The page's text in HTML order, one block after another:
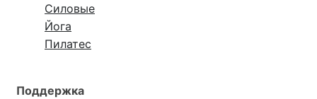
Силовые
Йога
Пилатес
Поддержка